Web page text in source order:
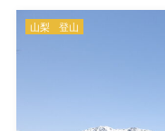
山梨 登山